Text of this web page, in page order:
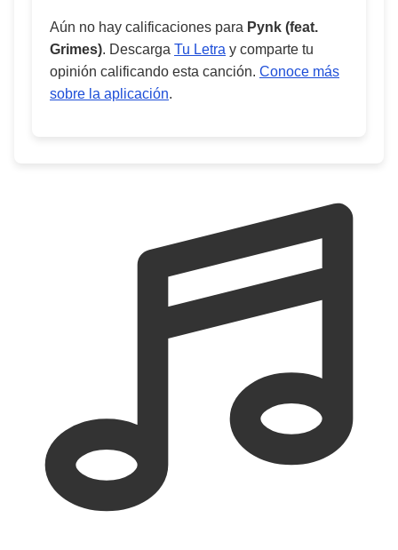
Aún no hay calificaciones para Pynk (feat.
Grimes). Descarga Tu Letra y comparte tu
opinión calificando esta canción. Conoce más
sobre la aplicación.